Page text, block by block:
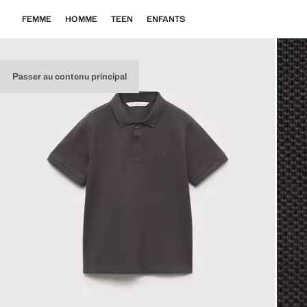
Passer au contenu principal
FEMME HOMME TEEN ENFANTS